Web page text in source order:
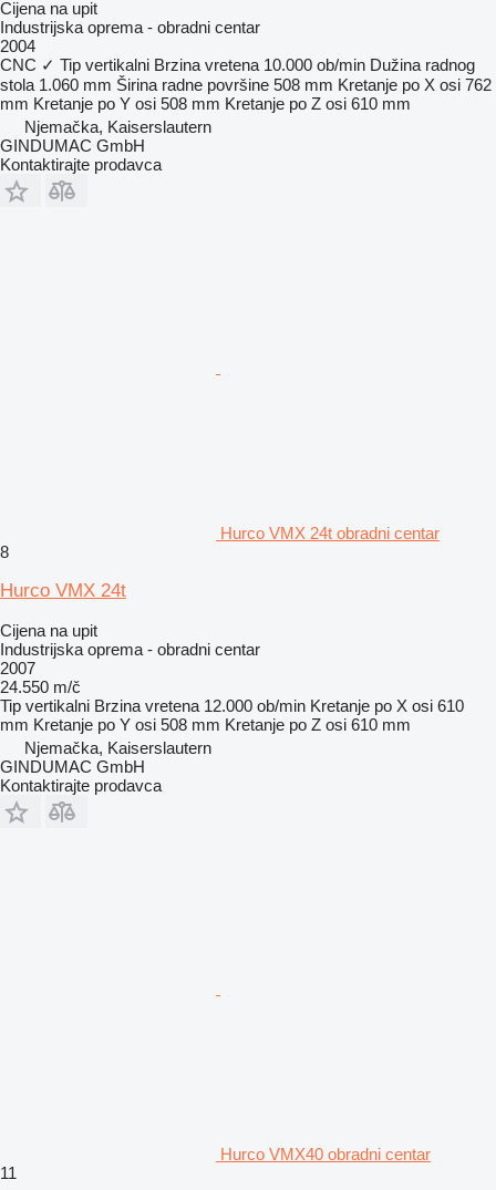
Cijena na upit
Industrijska oprema - obradni centar
2004
CNC ✓ Tip vertikalni Brzina vretena 10.000 ob/min Dužina radnog
stola 1.060 mm Širina radne površine 508 mm Kretanje po X osi 762
mm Kretanje po Y osi 508 mm Kretanje po Z osi 610 mm
Njemačka, Kaiserslautern
GINDUMAC GmbH
Kontaktirajte prodavca
Hurco VMX 24t obradni centar
8
Hurco VMX 24t
Cijena na upit
Industrijska oprema - obradni centar
2007
24.550 m/č
Tip vertikalni Brzina vretena 12.000 ob/min Kretanje po X osi 610
mm Kretanje po Y osi 508 mm Kretanje po Z osi 610 mm
Njemačka, Kaiserslautern
GINDUMAC GmbH
Kontaktirajte prodavca
Hurco VMX40 obradni centar
11